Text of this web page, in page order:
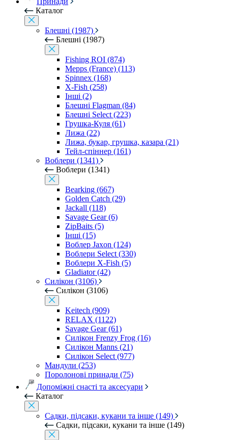
Каталог
Блешні (1987)
Блешні (1987)
Fishing ROI (874)
Mepps (France) (113)
Spinnex (168)
X-Fish (258)
Інші (2)
Блешні Flagman (84)
Блешні Select (223)
Грушка-Куля (61)
Лижа (22)
Лижа, букар, грушка, казара (21)
Тейл-спіннер (161)
Воблери (1341)
Воблери (1341)
Bearking (667)
Golden Catch (29)
Jackall (118)
Savage Gear (6)
ZipBaits (5)
Інші (15)
Воблер Jaxon (124)
Воблери Select (330)
Воблери X-Fish (5)
Gladiator (42)
Силікон (3106)
Силікон (3106)
Keitech (909)
RELAX (1122)
Savage Gear (61)
Силікон Frenzy Frog (16)
Силікон Manns (21)
Силікон Select (977)
Мандули (253)
Поролонові принади (75)
Допоміжні снасті та аксесуари
Каталог
Садки, підсаки, кукани та інше (149)
Садки, підсаки, кукани та інше (149)